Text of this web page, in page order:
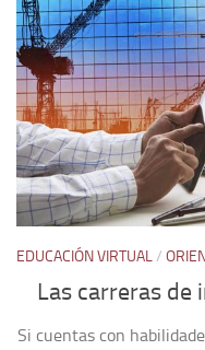
EDUCACIÓN VIRTUAL/
Las carreras de
Si cuentas con